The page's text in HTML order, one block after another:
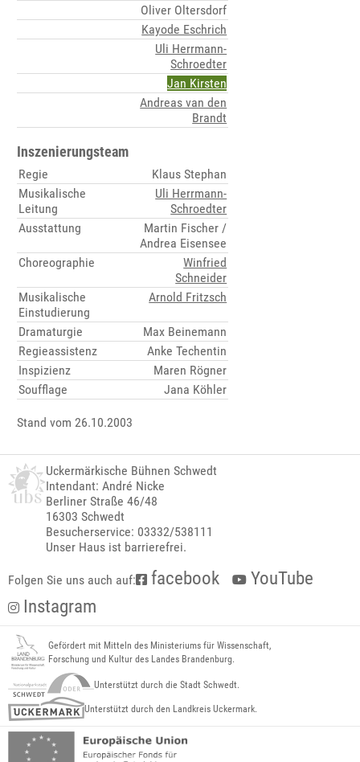
Oliver Oltersdorf
Kayode Eschrich
Uli Herrmann-
Schroedter
Jan Kirsten
Andreas van den
Brandt
Inszenierungsteam
Regie
Klaus Stephan
Musikalische
Leitung
Uli Herrmann-
Schroedter
Ausstattung
Martin Fischer /
Andrea Eisensee
Choreographie
Winfried
Schneider
Musikalische
Einstudierung
Arnold Fritzsch
Dramaturgie
Max Beinemann
Regieassistenz
Anke Techentin
Inspizienz
Maren Rögner
Soufflage
Jana Köhler
Stand vom 26.10.2003
Uckermärkische Bühnen Schwedt
Intendant: André Nicke
Berliner Straße 46/48
16303 Schwedt
Besucherservice: 03332/538111
Unser Haus ist barrierefrei.
Folgen Sie uns auch auf: facebook
YouTube
Instagram
Gefördert mit Mitteln des Ministeriums für Wissenschaft,
Forschung und Kultur des Landes Brandenburg.
Unterstützt durch die Stadt Schwedt.
Unterstützt durch den Landkreis Uckermark.